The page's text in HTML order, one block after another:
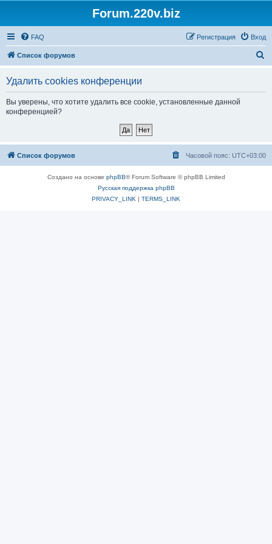
Forum.220v.biz
FAQ Вход
Регистрация
Список форумов
Удалить cookies конференции
Вы уверены, что хотите удалить все cookie, установленные данной
конференцией?
Список форумов Часовой пояс: UTC+03:00
Создано на основе phpBB® Forum Software © phpBB Limited
Русская поддержка phpBB
PRIVACY_LINK | TERMS_LINK